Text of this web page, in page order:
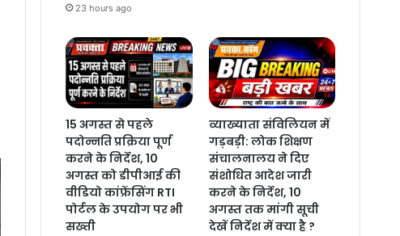
23 hours ago
15 अगस्त से पहले
पदोन्नति प्रक्रिया पूर्ण
करने के निर्देश, 10
अगस्त को डीपीआई की
वीडियो कांफ्रेंसिंग RTI
पोर्टल के उपयोग पर भी
सख्ती
व्याख्याता संविलियन में
गड़बड़ी: लोक शिक्षण
संचालनालय ने दिए
संशोधित आदेश जारी
करने के निर्देश, 10
अगस्त तक मांगी सूची
देखें निर्देश में क्या है ?